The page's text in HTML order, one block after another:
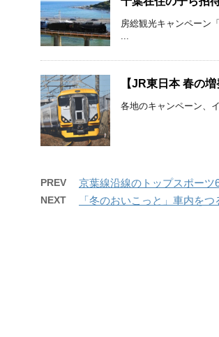
房総観光キャンペーン
...
【JR東日本 春の
各地のキャンペーン、
PREV 京葉線沿線のトップスポー
NEXT 「冬のおいこっと」車内を